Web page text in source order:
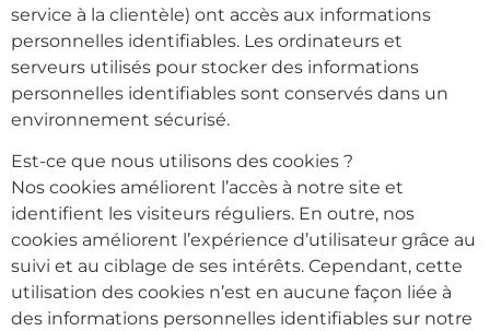
service à la clientèle) ont accès aux informations
personnelles identifiables. Les ordinateurs et
serveurs utilisés pour stocker des informations
personnelles identifiables sont conservés dans un
environnement sécurisé.
Est-ce que nous utilisons des cookies ?
Nos cookies améliorent l’accès à notre site et
identifient les visiteurs réguliers. En outre, nos
cookies améliorent l’expérience d’utilisateur grâce au
suivi et au ciblage de ses intérêts. Cependant, cette
utilisation des cookies n’est en aucune façon liée à
des informations personnelles identifiables sur notre